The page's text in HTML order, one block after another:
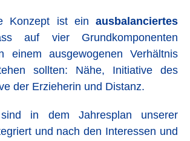
Konzept ist ein ausbalanciertes
auf vier Grundkomponenten
einem ausgewogenen Verhältnis
sollten: Nähe, Initiative des
der Erzieherin und Distanz.
in dem Jahresplan unserer
und nach den Interessen und